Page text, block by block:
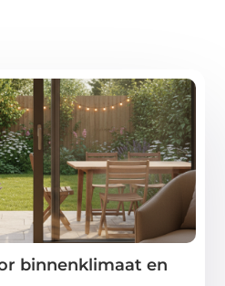
binnenklimaat en